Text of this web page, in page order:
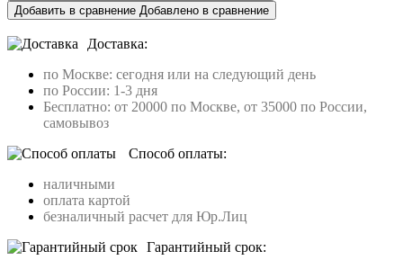
Добавить в сравнение Добавлено в сравнение
Доставка:
по Москве: сегодня или на следующий день
по России: 1-3 дня
Бесплатно: от 20000 по Москве, от 35000 по России,
самовывоз
Способ оплаты:
наличными
оплата картой
безналичный расчет для Юр.Лиц
Гарантийный срок: